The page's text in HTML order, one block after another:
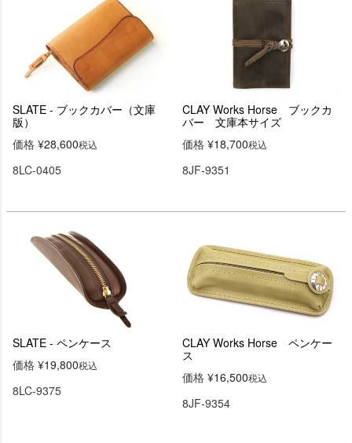
SLATE - ブックカバー（文庫
版）
価格 ¥28,600税込
8LC-0405
CLAY Works Horse ブックカ
バー 文庫本サイズ
価格 ¥18,700税込
8JF-9351
SLATE - ペンケース
価格 ¥19,800税込
8LC-9375
CLAY Works Horse ペンケー
ス
価格 ¥16,500税込
8JF-9354